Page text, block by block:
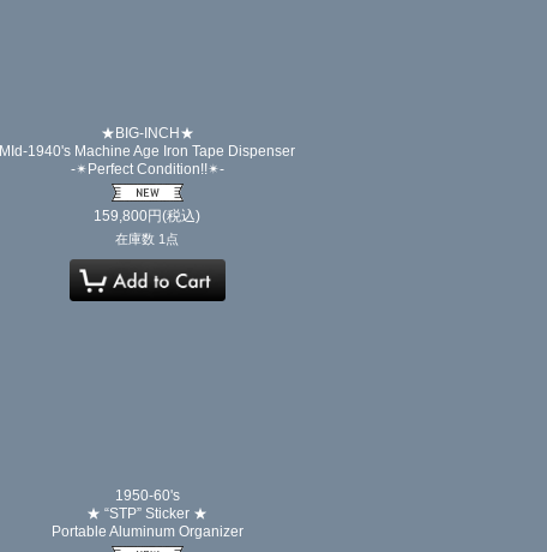
★BIG-INCH★
MId-1940's Machine Age Iron Tape Dispenser
-✴︎Perfect Condition!!✴︎-
159,800円(税込)
在庫数 1点
1950-60's
★ “STP” Sticker ★
Portable Aluminum Organizer